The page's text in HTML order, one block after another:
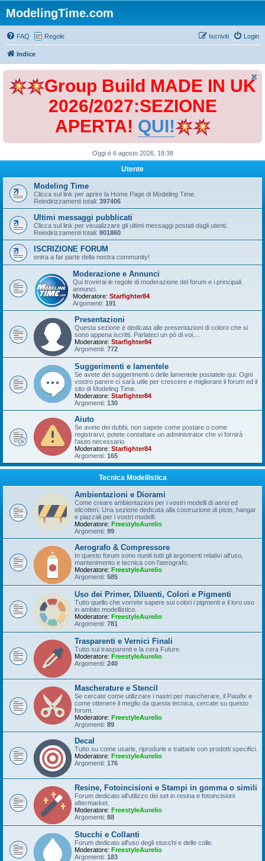
ModelingTime.com
FAQ Regole Login
Iscriviti
Indice
Group Build MADE IN UK
2026/2027:SEZIONE
APERTA! QUI!
Oggi è 6 agosto 2026, 18:38
Utente
Modeling Time
Clicca sul link per aprire la Home Page di Modeling Time.
Reindirizzamenti totali: 397406
Ultimi messaggi pubblicati
Clicca sul link per visualizzare gli ultimi messaggi postati dagli utenti.
Reindirizzamenti totali: 801860
ISCRIZIONE FORUM
entra a far parte della nostra community!
Moderazione e Annunci
Qui troverai le regole di moderazione del forum e i principali
annunci.
Moderatore: Starfighter84
Argomenti: 191
Presentazioni
Questa sezione è dedicata alle presentazioni di coloro che si
sono appena iscritti. Parlateci un pò di voi....
Moderatore: Starfighter84
Argomenti: 772
Suggerimenti e lamentele
Se avete dei suggerimenti o delle lamentele postatele qui. Ogni
vostro parere ci sarà utile per crescere e migliorare il forum ed il
sito di Modeling Time.
Moderatore: Starfighter84
Argomenti: 130
Aiuto
Se avete dei dubbi, non sapete come postare o come
registrarvi, potete contattare un administrator che vi fornirà
l'aiuto necessario.
Moderatore: Starfighter84
Argomenti: 165
Tecnica Modellistica
Ambientazioni e Diorami
Come creare ambientazioni per i vostri modelli di aerei ed
elicotteri. Una sezione dedicata alla costruzione di piste, hangar
e piazzali per i vostri modelli.
Moderatore: FreestyleAurelio
Argomenti: 99
Aerografo & Compressore
In questo forum sono riuniti tutti gli argomenti relativi all'uso,
mantenimento e tecnica con l'aerografo.
Moderatore: FreestyleAurelio
Argomenti: 585
Uso dei Primer, Diluenti, Colori e Pigmenti
Tutto quello che vorrete sapere sui colori i pigmenti e il loro uso
in ambito modellistico.
Moderatore: FreestyleAurelio
Argomenti: 781
Trasparenti e Vernici Finali
Tutto sui trasparenti e la cera Future.
Moderatore: FreestyleAurelio
Argomenti: 240
Mascherature e Stencil
Se cercate come utilizzare i nastri per mascherare, il Patafix e
come ottenere il meglio da questa tecnica, cercate su questo
forum.
Moderatore: FreestyleAurelio
Argomenti: 89
Decal
Tutto su come usarle, riprodurle e trattarle con prodotti specifici.
Moderatore: FreestyleAurelio
Argomenti: 176
Resine, Fotoincisioni e Stampi in gomma o simili
Forum dedicato all'utilizzo dei set in resina e fotoincisioni
aftermarket.
Moderatore: FreestyleAurelio
Argomenti: 88
Stucchi e Collanti
Forum dedicato all'uso degli stucchi e delle colle.
Moderatore: FreestyleAurelio
Argomenti: 183